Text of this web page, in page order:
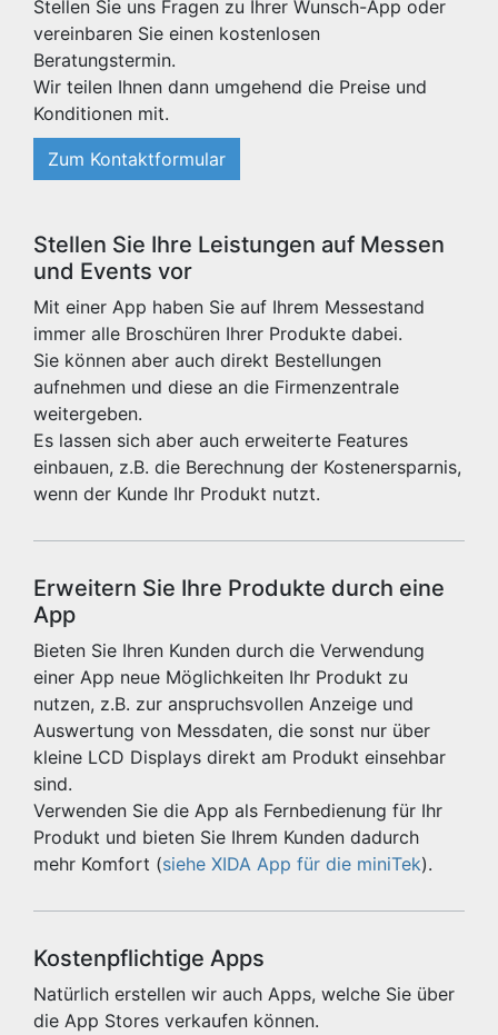
Stellen Sie uns Fragen zu Ihrer Wunsch-App oder
vereinbaren Sie einen kostenlosen
Beratungstermin.
Wir teilen Ihnen dann umgehend die Preise und
Konditionen mit.
Zum Kontaktformular
Stellen Sie Ihre Leistungen auf Messen
und Events vor
Mit einer App haben Sie auf Ihrem Messestand
immer alle Broschüren Ihrer Produkte dabei.
Sie können aber auch direkt Bestellungen
aufnehmen und diese an die Firmenzentrale
weitergeben.
Es lassen sich aber auch erweiterte Features
einbauen, z.B. die Berechnung der Kostenersparnis,
wenn der Kunde Ihr Produkt nutzt.
Erweitern Sie Ihre Produkte durch eine
App
Bieten Sie Ihren Kunden durch die Verwendung
einer App neue Möglichkeiten Ihr Produkt zu
nutzen, z.B. zur anspruchsvollen Anzeige und
Auswertung von Messdaten, die sonst nur über
kleine LCD Displays direkt am Produkt einsehbar
sind.
Verwenden Sie die App als Fernbedienung für Ihr
Produkt und bieten Sie Ihrem Kunden dadurch
mehr Komfort (siehe XIDA App für die miniTek).
Kostenpflichtige Apps
Natürlich erstellen wir auch Apps, welche Sie über
die App Stores verkaufen können.